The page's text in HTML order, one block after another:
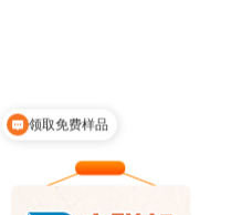
领取免费样品